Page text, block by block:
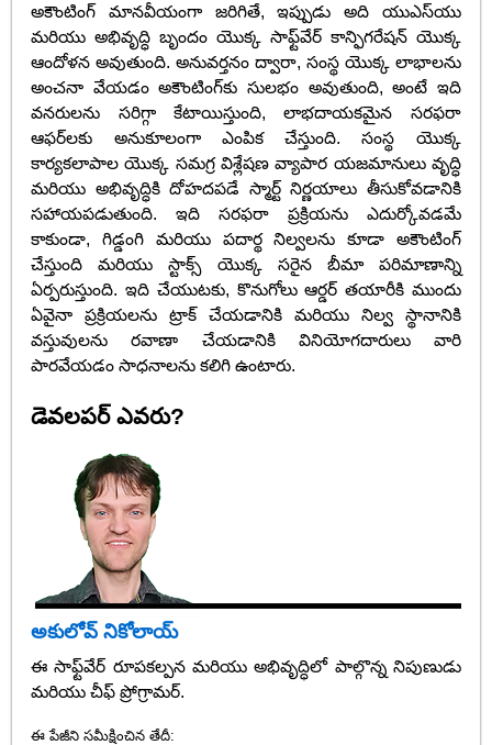
అకౌంటింగ్ మానవీయంగా జరిగితే, ఇప్పుడు అది యుఎస్‌యు
మరియు అభివృద్ధి బృందం యొక్క సాఫ్ట్‌వేర్ కాన్ఫిగరేషన్ యొక్క
ఆందోళన అవుతుంది. అనువర్తనం ద్వారా, సంస్థ యొక్క లాభాలను
అంచనా వేయడం అకౌంటింగ్‌కు సులభం అవుతుంది, అంటే ఇది
వనరులను సరిగ్గా కేటాయిస్తుంది, లాభదాయకమైన సరఫరా
ఆఫర్‌లకు అనుకూలంగా ఎంపిక చేస్తుంది. సంస్థ యొక్క
కార్యకలాపాల యొక్క సమగ్ర విశ్లేషణ వ్యాపార యజమానులు వృద్ధి
మరియు అభివృద్ధికి దోహదపడే స్మార్ట్ నిర్ణయాలు తీసుకోవడానికి
సహాయపడుతుంది. ఇది సరఫరా ప్రక్రియను ఎదుర్కోవడమే
కాకుండా, గిడ్డంగి మరియు పదార్థ నిల్వలను కూడా అకౌంటింగ్
చేస్తుంది మరియు స్టాక్స్ యొక్క సరైన బీమా పరిమాణాన్ని
ఏర్పరుస్తుంది. ఇది చేయుటకు, కొనుగోలు ఆర్డర్ తయారీకి ముందు
ఏవైనా ప్రక్రియలను ట్రాక్ చేయడానికి మరియు నిల్వ స్థానానికి
వస్తువులను రవాణా చేయడానికి వినియోగదారులు వారి
పారవేయడం సాధనాలను కలిగి ఉంటారు.
డెవలపర్ ఎవరు?
అకులోవ్ నికోలాయ్
ఈ సాఫ్ట్‌వేర్ రూపకల్పన మరియు అభివృద్ధిలో పాల్గొన్న నిపుణుడు
మరియు చీఫ్ ప్రోగ్రామర్.
ఈ పేజీని సమీక్షించిన తేదీ: